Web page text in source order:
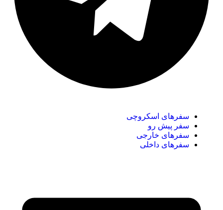
سفر‌های اسکروچی
سفر پیش رو
سفرهای خارجی
سفرهای داخلی